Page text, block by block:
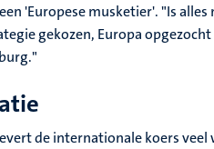
'Europese musketier'. "Is
gekozen, Europa
de internationale koers